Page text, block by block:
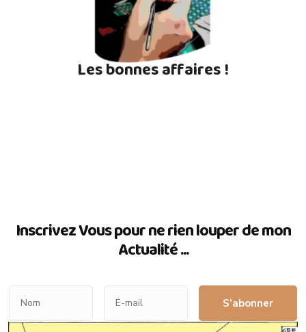
Les bonnes affaires !
Inscrivez Vous pour ne rien louper de mon
Actualité ...
S’abonner